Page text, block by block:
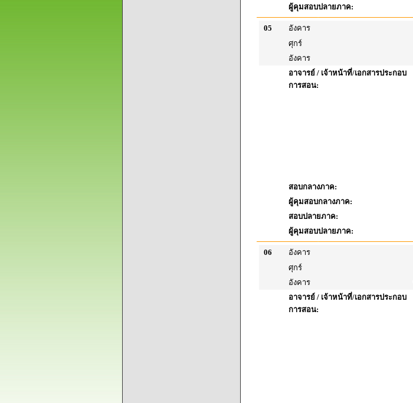
ผู้คุมสอบปลายภาค:
05 อังคาร
ศุกร์
อังคาร
อาจารย์ / เจ้าหน้าที่/เอกสารประกอบ
การสอน:
สอบกลางภาค:
ผู้คุมสอบกลางภาค:
สอบปลายภาค:
ผู้คุมสอบปลายภาค:
06 อังคาร
ศุกร์
อังคาร
อาจารย์ / เจ้าหน้าที่/เอกสารประกอบ
การสอน: